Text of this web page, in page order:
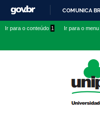
COMUNICA BR
Ir para o conteúdo 1 Ir para o menu